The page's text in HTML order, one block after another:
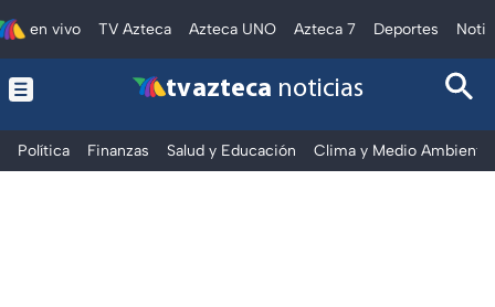
en vivo TV Azteca Azteca UNO Azteca 7 Deportes
tv azteca noticias
Política Finanzas Salud y Educación Clima y Medio Ambiente